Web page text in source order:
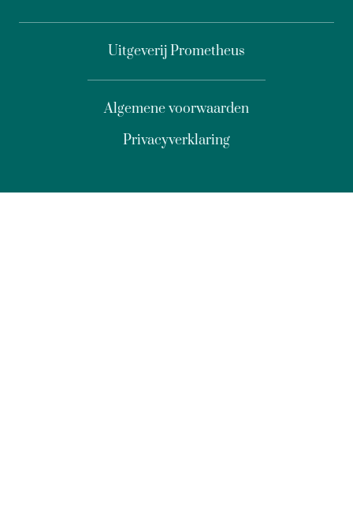
Uitgeverij Prometheus
Privacyverklaring
Algemene voorwaarden